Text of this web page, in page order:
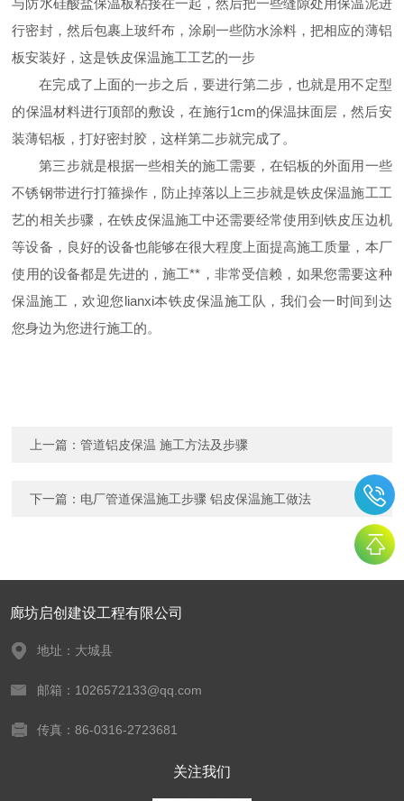
与防水硅酸盐保温板粘接在一起，然后把一些缝隙处用保温泥进
行密封，然后包裹上玻纤布，涂刷一些防水涂料，把相应的薄铝
板安装好，这是铁皮保温施工工艺的一步
在完成了上面的一步之后，要进行第二步，也就是用不定型
的保温材料进行顶部的敷设，在施行1cm的保温抹面层，然后安
装薄铝板，打好密封胶，这样第二步就完成了。
第三步就是根据一些相关的施工需要，在铝板的外面用一些
不锈钢带进行打箍操作，防止掉落以上三步就是铁皮保温施工工
艺的相关步骤，在铁皮保温施工中还需要经常使用到铁皮压边机
等设备，良好的设备也能够在很大程度上面提高施工质量，本厂
使用的设备都是先进的，施工**，非常受信赖，如果您需要这种
保温施工，欢迎您lianxi本铁皮保温施工队，我们会一时间到达
您身边为您进行施工的。
上一篇：管道铝皮保温 施工方法及步骤
下一篇： 电厂管道保温施工步骤 铝皮保温施工做法
廊坊启创建设工程有限公司
地址：大城县
邮箱：1026572133@qq.com
传真：86-0316-2723681
关注我们